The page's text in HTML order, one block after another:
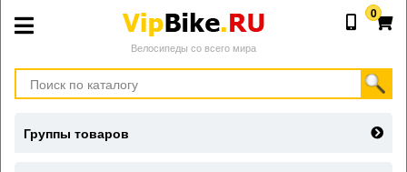
Велосипеды со всего мира
0
Группы товаров